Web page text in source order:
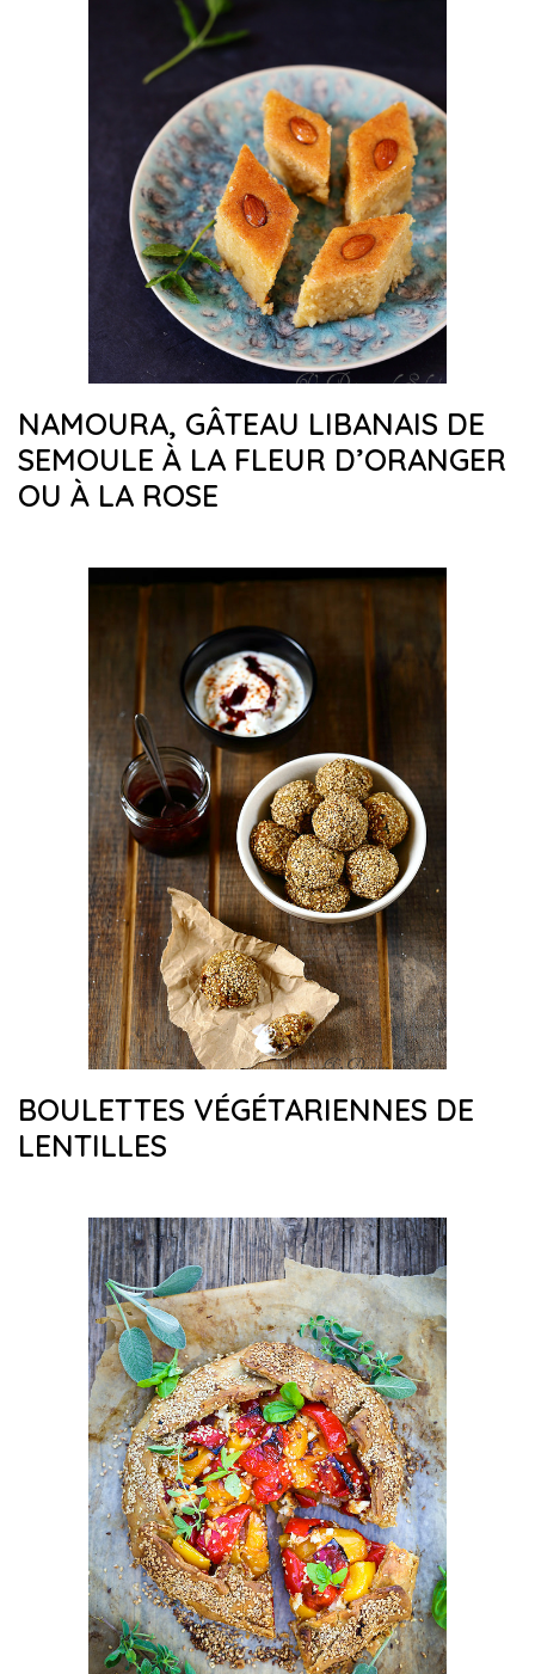
NAMOURA, GÂTEAU LIBANAIS DE
SEMOULE À LA FLEUR D’ORANGER
OU À LA ROSE
BOULETTES VÉGÉTARIENNES DE
LENTILLES